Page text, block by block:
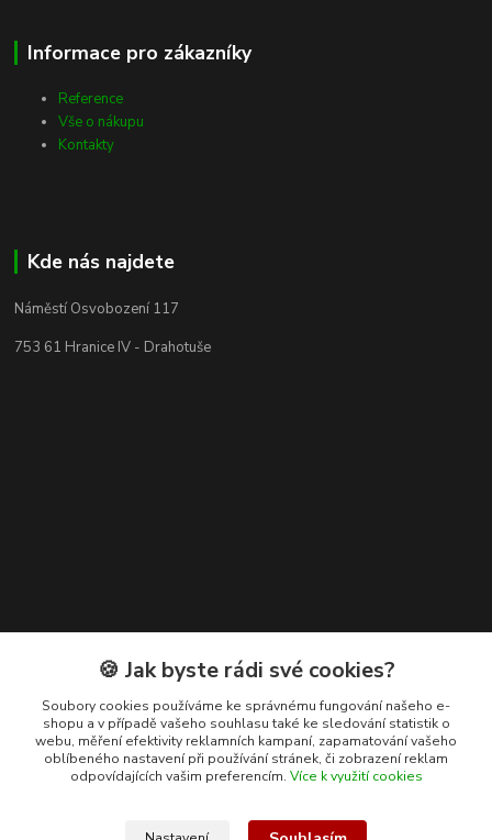
Informace pro zákazníky
Reference
Vše o nákupu
Kontakty
Kde nás najdete
Náměstí Osvobození 117
753 61 Hranice IV - Drahotuše
Kontakty
+420 608 400 554
(Po-Pá, 8-15 hod.)
ekohas@ekohas.cz
🍪 Jak byste rádi své cookies?
Soubory cookies používáme ke správnému fungování našeho e-
shopu a v případě vašeho souhlasu také ke sledování statistik o
webu, měření efektivity reklamních kampaní, zapamatování vašeho
oblíbeného nastavení při používání stránek, či zobrazení reklam
odpovídajících vašim preferencím. Více k využití cookies